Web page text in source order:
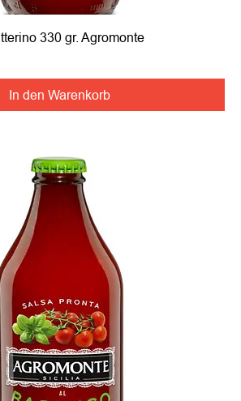
330 gr. Agromonte
In den Warenkorb